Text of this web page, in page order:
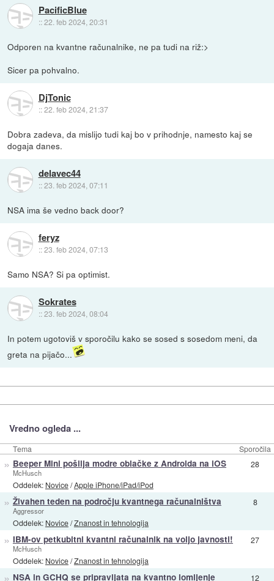
PacificBlue
::22. feb 2024, 20:31
Odporen na kvantne računalnike, ne pa tudi na riž:>
Sicer pa pohvalno.
DjTonic
::22. feb 2024, 21:37
Dobra zadeva, da mislijo tudi kaj bo v prihodnje, namesto kaj se
dogaja danes.
delavec44
::23. feb 2024, 07:11
NSA ima še vedno back door?
feryz
::23. feb 2024, 07:13
Samo NSA? Si pa optimist.
Sokrates
::23. feb 2024, 08:04
In potem ugotoviš v sporočilu kako se sosed s sosedom meni, da
greta na pijačo...
Vredno ogleda ...
Tema Sporočila
» Beeper Mini pošilja modre oblačke z Androida na iOS
McHusch
Oddelek: Novice/Apple iPhone/iPad/iPod
28
» Živahen teden na področju kvantnega računalništva
Aggressor
Oddelek: Novice/Znanost in tehnologija
8
» IBM-ov petkubitni kvantni računalnik na voljo javnosti!
McHusch
Oddelek: Novice/Znanost in tehnologija
27
» NSA in GCHQ se pripravljata na kvantno lomljenje 12